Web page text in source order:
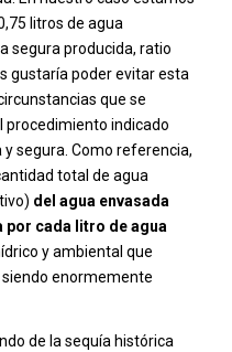
litros de agua
segura producida, ratio
gustaría poder evitar esta
que se
procedimiento indicado
segura. Como referencia,
total de agua
del agua envasada
por cada litro de agua
y ambiental que
enormemente
de la sequía histórica